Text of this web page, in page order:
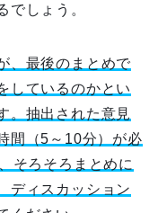
でしょう。
、最後のまとめで
しているのかとい
。抽出された意見
間（5～10分）が必
そろそろまとめに
ディスカッション